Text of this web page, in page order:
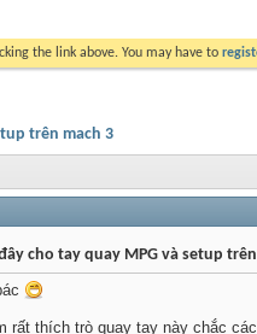
the link above. You may have to
trên mach 3
cho tay quay MPG và setup
rất thích trò quay tay này chắc